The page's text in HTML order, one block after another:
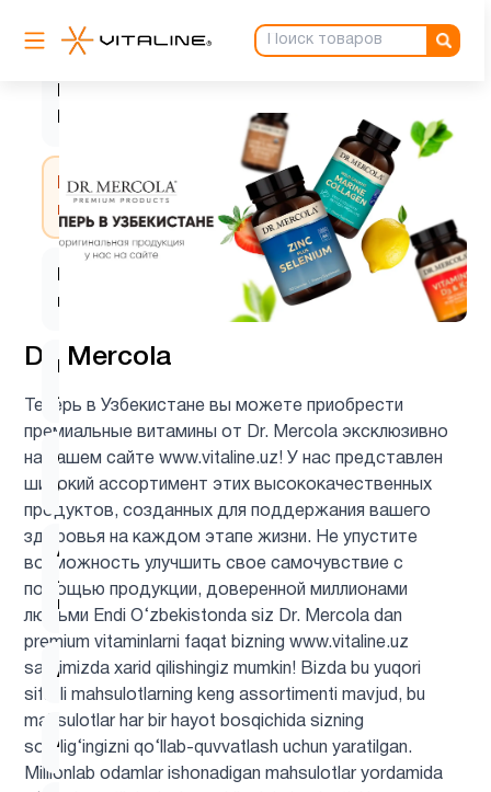
Dr. Mercola
Теперь в Узбекистане вы можете приобрести
премиальные витамины от Dr. Mercola эксклюзивно
на нашем сайте www.vitaline.uz! У нас представлен
широкий ассортимент этих высококачественных
продуктов, созданных для поддержания вашего
здоровья на каждом этапе жизни. Не упустите
возможность улучшить свое самочувствие с
помощью продукции, доверенной миллионами
людьми Endi O‘zbekistonda siz Dr. Mercola dan
premium vitaminlarni faqat bizning www.vitaline.uz
saytimizda xarid qilishingiz mumkin! Bizda bu yuqori
sifatli mahsulotlarning keng assortimenti mavjud, bu
mahsulotlar har bir hayot bosqichida sizning
sog‘lig‘ingizni qo‘llab-quvvatlash uchun yaratilgan.
Millionlab odamlar ishonadigan mahsulotlar yordamida
HTP5
L-
глютамин
1
карнозин
L-
лизин
Q10
(CoQ10)
Альфа-
липоевая
кислота
Аминокислоты 5
Антиоксиданты 6